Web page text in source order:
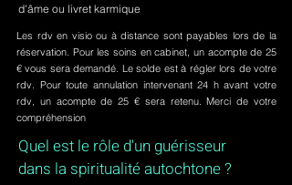
d'âme ou livret karmique
Les rdv en visio ou à distance sont payables lors de la
réservation. Pour les soins en cabinet, un acompte de 25
€ vous sera demandé. Le solde est à régler lors de votre
rdv. Pour toute annulation intervenant 24 h avant votre
rdv, un acompte de 25 € sera retenu. Merci de votre
compréhension
Quel est le rôle d'un guérisseur
dans la spiritualité autochtone ?